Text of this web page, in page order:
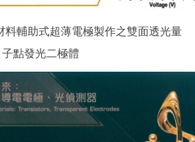
料輔助式超薄電極製作之雙面透光量
子點發光二極體